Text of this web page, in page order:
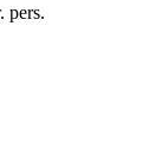
pers.